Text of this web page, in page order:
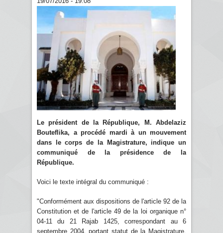
Le président de la République, M. Abdelaziz
Bouteflika, a procédé mardi à un mouvement
dans le corps de la Magistrature, indique un
communiqué de la présidence de la
République.
Voici le texte intégral du communiqué :
"Conformément aux dispositions de l'article 92 de la
Constitution et de l'article 49 de la loi organique n°
04-11 du 21 Rajab 1425, correspondant au 6
septembre 2004, portant statut de la Magistrature,